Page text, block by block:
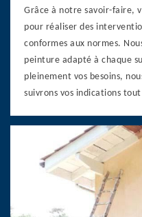
Grâce à notre savoir-faire,
pour réaliser des
conformes aux normes.
peinture adapté à chaque
pleinement vos besoins,
suivrons vos indications